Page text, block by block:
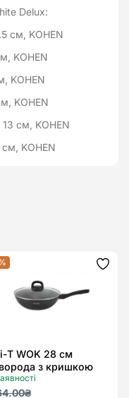
Delux:
см, KOHEN
KOHEN
KOHEN
KOHEN
см, KOHEN
KOHEN
T WOK 28 см
з кришкою
₴